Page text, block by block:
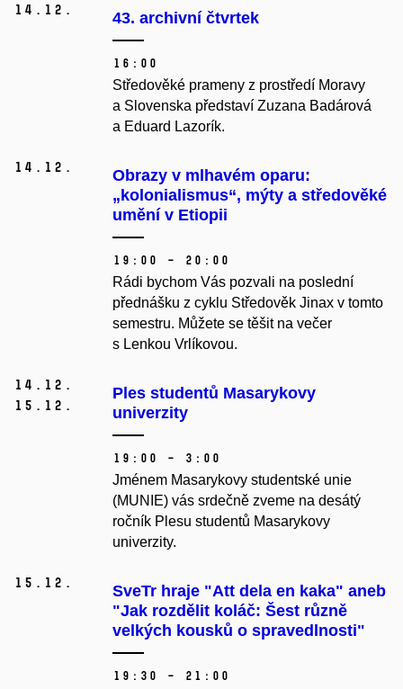
14. 12. 43. archivní čtvrtek
16:00
Středověké prameny z prostředí Moravy
a Slovenska představí Zuzana Badárová
a Eduard Lazorík.
14. 12.
Obrazy v mlhavém oparu:
„kolonialismus“, mýty a středověké
umění v Etiopii
19:00 – 20:00
Rádi bychom Vás pozvali na poslední
přednášku z cyklu Středověk Jinax v tomto
semestru. Můžete se těšit na večer
s Lenkou Vrlíkovou.
14. 12.
15. 12.
Ples studentů Masarykovy
univerzity
19:00 – 3:00
Jménem Masarykovy studentské unie
(MUNIE) vás srdečně zveme na desátý
ročník Plesu studentů Masarykovy
univerzity.
15. 12.
SveTr hraje "Att dela en kaka" aneb
"Jak rozdělit koláč: Šest různě
velkých kousků o spravedlnosti"
19:30 – 21:00